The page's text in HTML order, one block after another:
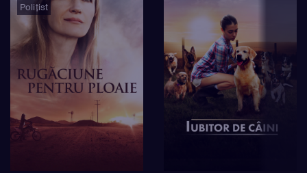
Polițist